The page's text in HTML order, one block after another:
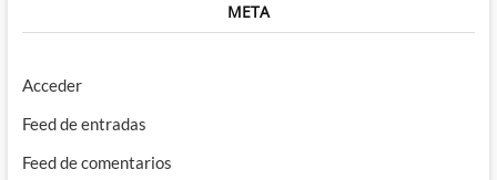
META
Acceder
Feed de entradas
Feed de comentarios